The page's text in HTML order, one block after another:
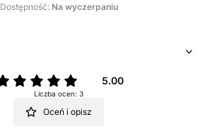
Dostępność: Na wyczerpaniu
5.00
Liczba ocen: 3
Oceń i opisz